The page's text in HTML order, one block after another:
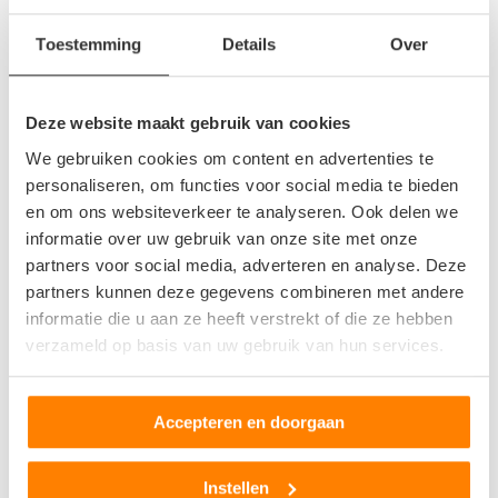
Toestemming Details Over
Deze website maakt gebruik van cookies
We gebruiken cookies om content en advertenties te
personaliseren, om functies voor social media te bieden
en om ons websiteverkeer te analyseren. Ook delen we
informatie over uw gebruik van onze site met onze
partners voor social media, adverteren en analyse. Deze
partners kunnen deze gegevens combineren met andere
informatie die u aan ze heeft verstrekt of die ze hebben
verzameld op basis van uw gebruik van hun services.
Accepteren en doorgaan
Instellen
maar hier kunt u bij sommige autosloperijen naar fluiten. Vaak
te krijgen.
Uw auto laten afvoeren
Voor veel mensen met een sloopauto is het lastig om de
sloopauto naar een autosloperij te voeren. Mensen hebben
hier namelijk niet de benodigde vervoersmiddelen voor en
daarom wordt dit nogal eens als probleem ervaren. Hier heeft
Autosloperij.nleen oplossing voor. Autosloperij.nl laat uw
auto namelijk geheel gratis afvoeren en op locatie naar
van België kan een sloopauto opgehaald worden. Dit wordt
niet alleen gratis gedaan, u krijgt zelfs nog een gepaste